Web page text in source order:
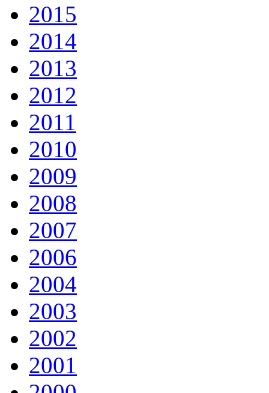
2015
2014
2013
2012
2011
2010
2009
2008
2007
2006
2004
2003
2002
2001